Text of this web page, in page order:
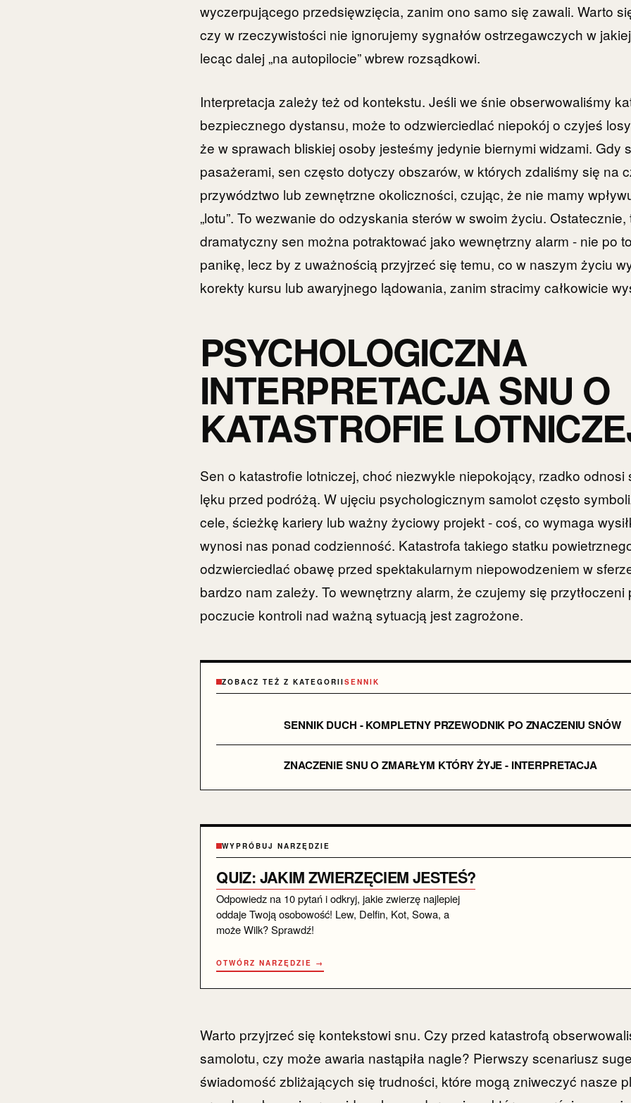
wyczerpującego przedsięwzięcia, zanim ono samo się zawali. Warto
czy w rzeczywistości nie ignorujemy sygnałów ostrzegawczych w
lecąc dalej „na autopilocie” wbrew rozsądkowi.
Interpretacja zależy też od kontekstu. Jeśli we śnie obserwowaliśmy
bezpiecznego dystansu, może to odzwierciedlać niepokój o czyjeś
że w sprawach bliskiej osoby jesteśmy jedynie biernymi widzami. Gdy
pasażerami, sen często dotyczy obszarów, w których zdaliśmy się na
przywództwo lub zewnętrzne okoliczności, czując, że nie mamy
„lotu”. To wezwanie do odzyskania sterów w swoim życiu. Ostatecznie,
dramatyczny sen można potraktować jako wewnętrzny alarm - nie po
panikę, lecz by z uważnością przyjrzeć się temu, co w naszym życiu
korekty kursu lub awaryjnego lądowania, zanim stracimy całkowicie
PSYCHOLOGICZNA
INTERPRETACJA SNU O
KATASTROFIE
Sen o katastrofie lotniczej, choć niezwykle niepokojący, rzadko odnosi
lęku przed podróżą. W ujęciu psychologicznym samolot często
cele, ścieżkę kariery lub ważny życiowy projekt - coś, co wymaga
wynosi nas ponad codzienność. Katastrofa takiego statku
odzwierciedlać obawę przed spektakularnym niepowodzeniem w
bardzo nam zależy. To wewnętrzny alarm, że czujemy się
poczucie kontroli nad ważną sytuacją jest zagrożone.
ZOBACZ TEŻ Z KATEGORIISENNIK
SENNIK DUCH - KOMPLETNY PRZEWODNIK PO ZNACZENIU SNÓW
ZNACZENIE SNU O ZMARŁYM KTÓRY ŻYJE - INTERPRETACJA
WYPRÓBUJ NARZĘDZIE
QUIZ: JAKIM ZWIERZĘCIEM JESTEŚ?
Odpowiedz na 10 pytań i odkryj, jakie zwierzę najlepiej
oddaje Twoją osobowość! Lew, Delfin, Kot, Sowa, a
może Wilk? Sprawdź!
OTWÓRZ NARZĘDZIE →
Warto przyjrzeć się kontekstowi snu. Czy przed katastrofą
samolotu, czy może awaria nastąpiła nagle? Pierwszy scenariusz
świadomość zbliżających się trudności, które mogą zniweczyć nasze